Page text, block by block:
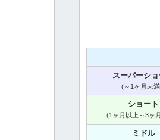
スーパーシ
(～1ヶ月未
ショート
(1ヶ月以上～3ヶ
ミドル